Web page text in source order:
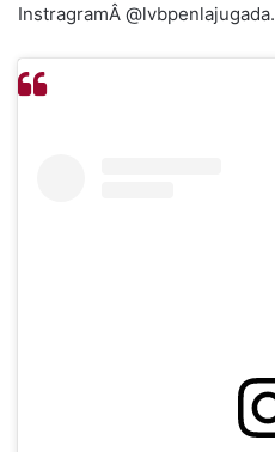
InstragramÂ @lvbpenlajugada.